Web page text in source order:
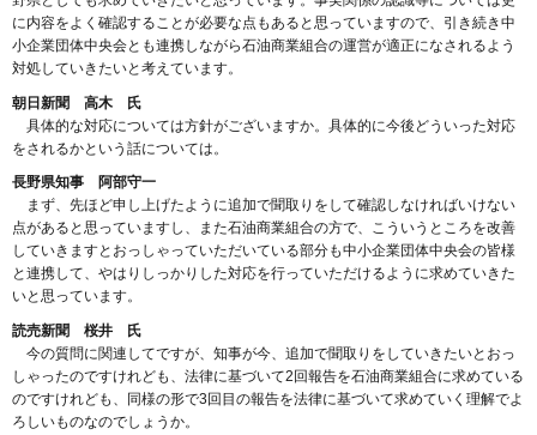
に内容をよく確認することが必要な点もあると思っていますので、引き続き中
小企業団体中央会とも連携しながら石油商業組合の運営が適正になされるよう
対処していきたいと考えています。
朝日新聞 高木 氏
具体的な対応については方針がございますか。具体的に今後どういった対応
をされるかという話については。
長野県知事 阿部守一
まず、先ほど申し上げたように追加で聞取りをして確認しなければいけない
点があると思っていますし、また石油商業組合の方で、こういうところを改善
していきますとおっしゃっていただいている部分も中小企業団体中央会の皆様
と連携して、やはりしっかりした対応を行っていただけるように求めていきた
いと思っています。
読売新聞 桜井 氏
今の質問に関連してですが、知事が今、追加で聞取りをしていきたいとおっ
しゃったのですけれども、法律に基づいて2回報告を石油商業組合に求めている
のですけれども、同様の形で3回目の報告を法律に基づいて求めていく理解でよ
ろしいものなのでしょうか。